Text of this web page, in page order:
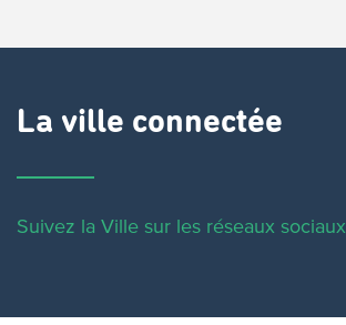
La ville connectée
Suivez la Ville sur les réseaux sociaux